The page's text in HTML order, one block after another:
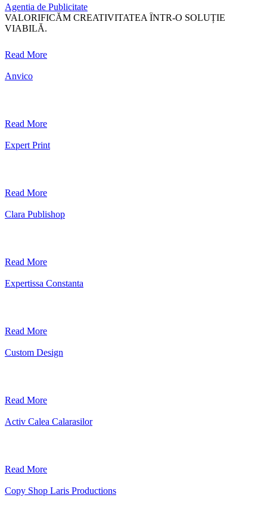
Agentia de Publicitate
VALORIFICĂM CREATIVITATEA ÎNTR-O SOLUȚIE
VIABILĂ.
Read More
Anvico
Read More
Expert Print
Read More
Clara Publishop
Read More
Expertissa Constanta
Read More
Custom Design
Read More
Activ Calea Calarasilor
Read More
Copy Shop Laris Productions